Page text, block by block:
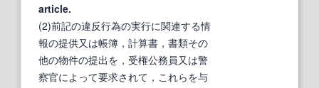
article.
(2)前記の違反行為の実行に関連する情
報の提供又は帳簿，計算書，書類その
他の物件の提出を，受権公務員又は警
察官によって要求されて，これらを与